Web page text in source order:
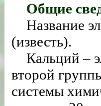
Общие
Название
(известь).
Кальций –
второй
системы